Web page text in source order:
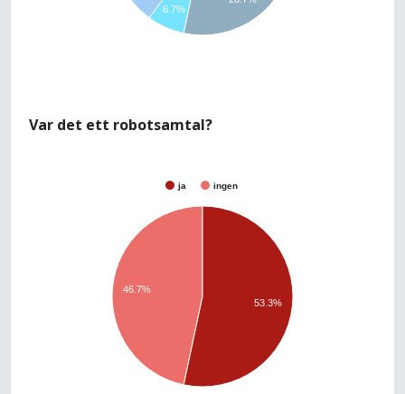
6.7%
Var det ett robotsamtal?
ja ingen
46.7%
53.3%